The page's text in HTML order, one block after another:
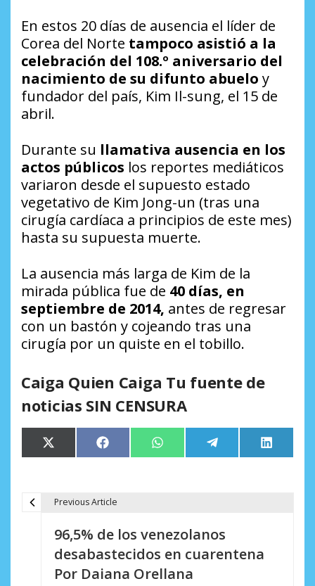
En estos 20 días de ausencia el líder de
Corea del Norte tampoco asistió a la
celebración del 108.º aniversario del
nacimiento de su difunto abuelo y
fundador del país, Kim Il-sung, el 15 de
abril.
Durante su llamativa ausencia en los
actos públicos los reportes mediáticos
variaron desde el supuesto estado
vegetativo de Kim Jong-un (tras una
cirugía cardíaca a principios de este mes)
hasta su supuesta muerte.
La ausencia más larga de Kim de la
mirada pública fue de 40 días, en
septiembre de 2014, antes de regresar
con un bastón y cojeando tras una
cirugía por un quiste en el tobillo.
Caiga Quien Caiga Tu fuente de
noticias SIN CENSURA
Compartir
en
X
(Twitter)
Compartir
en
Facebook Compartir
en
WhatsApp Compartir
en
Telegram
en
LinkedIn
Previous Article
96,5% de los venezolanos
desabastecidos en cuarentena
Por Daiana Orellana